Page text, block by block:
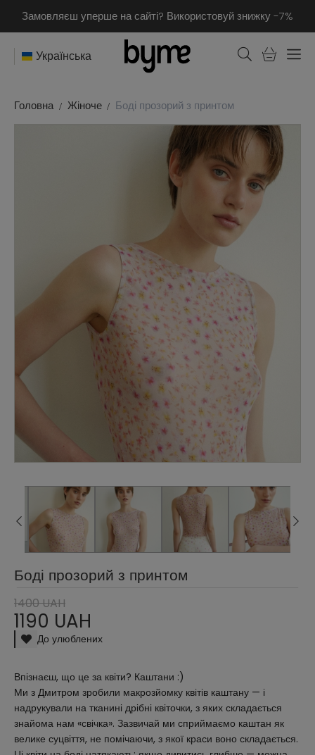
Замовляєш уперше на сайті? Використовуй знижку -7%
Українська
Головна Жіноче Боді прозорий з принтом
Боді прозорий з принтом
1190 UAH
1400 UAH
До улюблених
Впізнаєш, що це за квіти? Каштани :)
Ми з Дмитром зробили макрозйомку квітів каштану — і
надрукували на тканині дрібні квіточки, з яких складається
знайома нам «свічка». Зазвичай ми сприймаємо каштан як
велике суцвіття, не помічаючи, з якої краси воно складається.